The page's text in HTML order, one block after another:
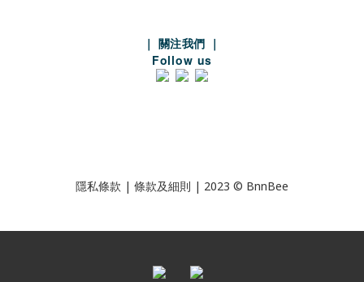
｜ 關注我們 ｜
Follow us
隱私條款 | 條款及細則 | 2023 © BnnBee